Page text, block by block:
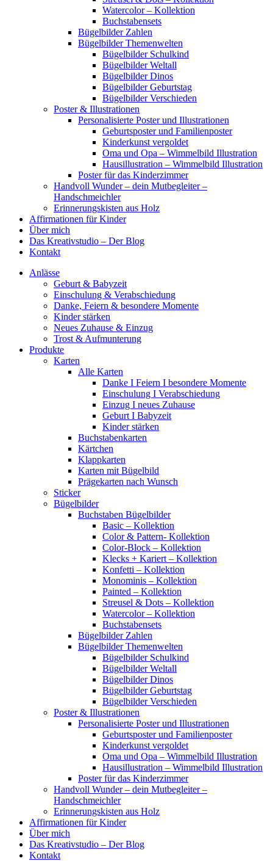
Watercolor – Kollektion
Buchstabensets
Bügelbilder Zahlen
Bügelbilder Themenwelten
Bügelbilder Schulkind
Bügelbilder Weltall
Bügelbilder Dinos
Bügelbilder Geburtstag
Bügelbilder Verschieden
Poster & Illustrationen
Personalisierte Poster und Illustrationen
Geburtsposter und Familienposter
Kinderkunst vergoldet
Oma und Opa – Wimmelbild Illustration
Hausillustration – Wimmelbild Illustration
Poster für das Kinderzimmer
Handvoll Wunder – dein Mutbegleiter –
Handschmeichler
Erinnerungskisten aus Holz
Affirmationen für Kinder
Über mich
Das Kreativstudio – Der Blog
Kontakt
Anlässe
Geburt & Babyzeit
Einschulung & Verabschiedung
Danke, Feiern & besondere Momente
Kinder stärken
Neues Zuhause & Einzug
Trost & Aufmunterung
Produkte
Karten
Alle Karten
Danke I Feiern I besondere Momente
Einschulung I Verabschiedung
Einzug I neues Zuhause
Geburt I Babyzeit
Kinder stärken
Buchstabenkarten
Kärtchen
Klappkarten
Karten mit Bügelbild
Prägekarten nach Wunsch
Sticker
Bügelbilder
Buchstaben Bügelbilder
Basic – Kollektion
Color & Pattern- Kollektion
Color-Block – Kollektion
Klecks + Kariert – Kollektion
Konfetti – Kollektion
Monominis – Kollektion
Painted – Kollektion
Streusel & Dots – Kollektion
Watercolor – Kollektion
Buchstabensets
Bügelbilder Zahlen
Bügelbilder Themenwelten
Bügelbilder Schulkind
Bügelbilder Weltall
Bügelbilder Dinos
Bügelbilder Geburtstag
Bügelbilder Verschieden
Poster & Illustrationen
Personalisierte Poster und Illustrationen
Geburtsposter und Familienposter
Kinderkunst vergoldet
Oma und Opa – Wimmelbild Illustration
Hausillustration – Wimmelbild Illustration
Poster für das Kinderzimmer
Handvoll Wunder – dein Mutbegleiter –
Handschmeichler
Erinnerungskisten aus Holz
Affirmationen für Kinder
Über mich
Das Kreativstudio – Der Blog
Kontakt